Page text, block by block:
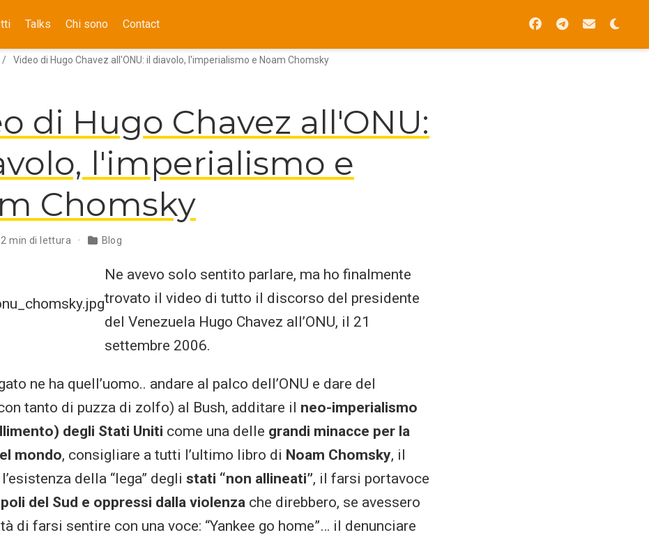
Talks Chi sono Contact
Video di Hugo Chavez all'ONU: il diavolo, l'imperialismo e Noam Chomsky
di Hugo Chavez all'ONU:
l'imperialismo e
Chomsky
2 min di lettura Blog
Ne avevo solo sentito parlare, ma ho finalmente
trovato il video di tutto il discorso del presidente
del Venezuela Hugo Chavez all’ONU, il 21
settembre 2006.
ne ha quell’uomo.. andare al palco dell’ONU e dare del
tanto di puzza di zolfo) al Bush, additare il neo-imperialismo
degli Stati Uniti come una delle grandi minacce per la
mondo, consigliare a tutti l’ultimo libro di Noam Chomsky, il
della “lega” degli stati “non allineati”, il farsi portavoce
del Sud e oppressi dalla violenza che direbbero, se avessero
di farsi sentire con una voce: “Yankee go home”… il denunciare